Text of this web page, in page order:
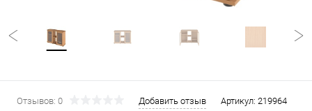
Отзывов: 0 Добавить отзыв Артикул: 219964